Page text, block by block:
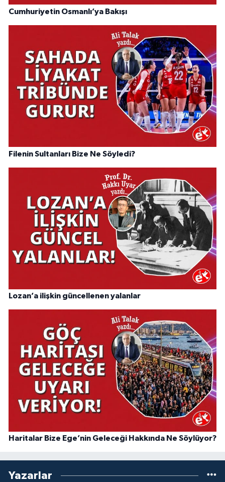
Cumhuriyetin Osmanlı’ya Bakışı
Filenin Sultanları Bize Ne Söyledi?
Lozan’a ilişkin güncellenen yalanlar
Haritalar Bize Ege’nin Geleceği Hakkında Ne Söylüyor?
Yazarlar